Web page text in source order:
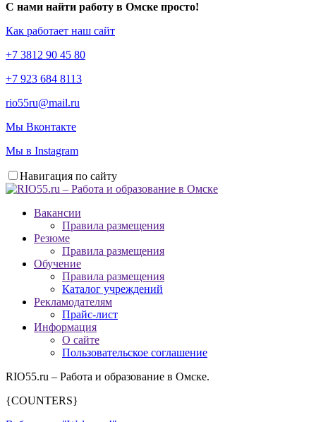
С нами найти работу в Омске просто!
Как работает наш сайт
+7 3812 90 45 80
+7 923 684 8113
rio55ru@mail.ru
Мы Вконтакте
Мы в Instagram
Навигация по сайту
Вакансии
Правила размещения
Резюме
Правила размещения
Обучение
Правила размещения
Каталог учреждений
Рекламодателям
Прайс-лист
Информация
О сайте
Пользовательское соглашение
RIO55.ru – Работа и образование в Омске.
{COUNTERS}